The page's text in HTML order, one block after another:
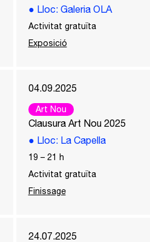
● Lloc: Galeria OLA
Activitat gratuïta
Exposició
04.09.2025
Art Nou
Clausura Art Nou 2025
● Lloc: La Capella
19 – 21
h
Activitat gratuïta
Finissage
24.07.2025